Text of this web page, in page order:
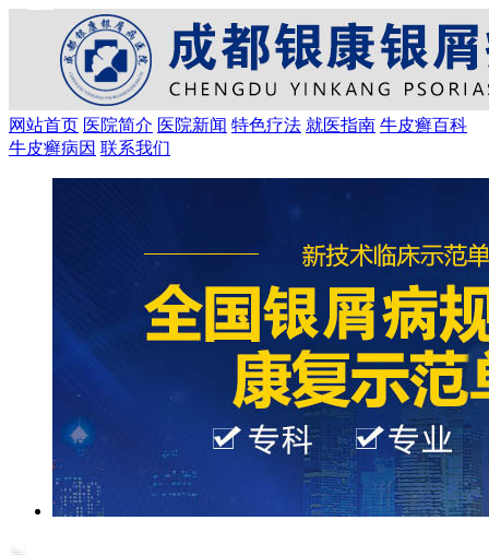
网站首页 医院简介 医院新闻 特色疗法 就医指南 牛皮癣百科
牛皮癣病因 联系我们